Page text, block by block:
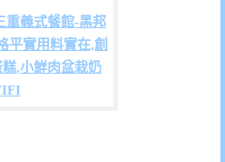
重義式餐館-黑邦
平實用料實在,創
,小鮮肉盆栽奶